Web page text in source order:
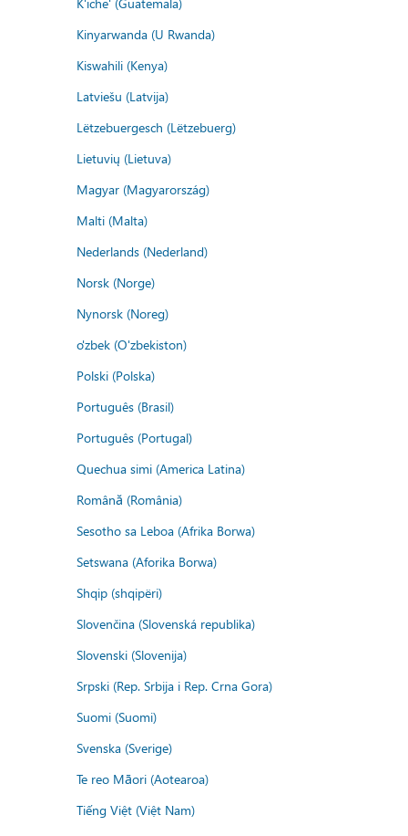
Kinyarwanda (U Rwanda)
Kiswahili (Kenya)
Latviešu (Latvija)
Lëtzebuergesch (Lëtzebuerg)
Lietuvių (Lietuva)
Magyar (Magyarország)
Malti (Malta)
Nederlands (Nederland)
Norsk (Norge)
Nynorsk (Noreg)
o'zbek (O'zbekiston)
Polski (Polska)
Português (Brasil)
Português (Portugal)
Quechua simi (America Latina)
Română (România)
Sesotho sa Leboa (Afrika Borwa)
Setswana (Aforika Borwa)
Shqip (shqipëri)
Slovenčina (Slovenská republika)
Slovenski (Slovenija)
Srpski (Rep. Srbija i Rep. Crna Gora)
Suomi (Suomi)
Svenska (Sverige)
Te reo Māori (Aotearoa)
Tiếng Việt (Việt Nam)